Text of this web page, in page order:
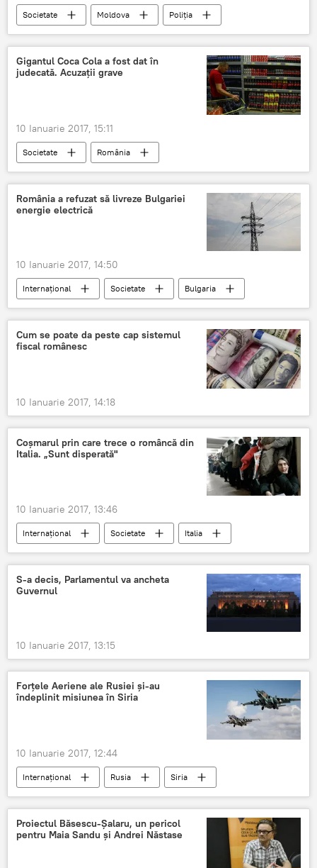
OTV Ziua
Adevărul
Închisoare
dosare penale
TV
România
Societate Moldova
Poliția
Amenda
Codul rutier
Circulația rutieră
șoferi
Proces verbal
camere video
Gigantul Coca Cola a fost dat în
judecată. Acuzaţii grave
10 Ianuarie 2017, 15:11
Societate România
România a refuzat să livreze Bulgariei
energie electrică
10 Ianuarie 2017, 14:50
Internaţional Societate
Bulgaria
Florian-Toma Petcu
Energie electrică
România
Cum se poate da peste cap sistemul
fiscal românesc
10 Ianuarie 2017, 14:18
Coşmarul prin care trece o româncă din
Italia. „Sunt disperată"
10 Ianuarie 2017, 13:46
Internaţional Societate
Italia
Timișoara
emigranți italian
S-a decis, Parlamentul va ancheta
Guvernul
10 Ianuarie 2017, 13:15
Forțele Aeriene ale Rusiei şi-au
îndeplinit misiunea în Siria
10 Ianuarie 2017, 12:44
Internaţional Rusia
Siria
Războiul din Siria. Tensiunile din provincia Idlib
Proiectul Băsescu-Șalaru, un pericol
pentru Maia Sandu și Andrei Năstase